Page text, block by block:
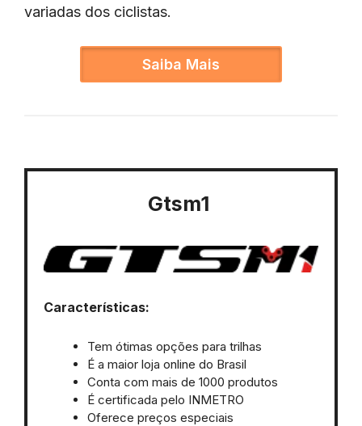
variadas dos ciclistas.
Saiba Mais
Gtsm1
Características:
Tem ótimas opções para trilhas
É a maior loja online do Brasil
Conta com mais de 1000 produtos
É certificada pelo INMETRO
Oferece preços especiais